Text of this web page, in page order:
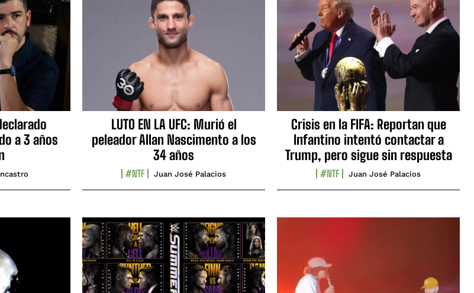
a 3 años
LUTO EN LA UFC: Murió el
peleador Allan Nascimento a los
34 años
#NTF Juan José Palacios
Crisis en la FIFA: Reportan que
Infantino intentó contactar a
Trump, pero sigue sin respuesta
#NTF Juan José Palacios